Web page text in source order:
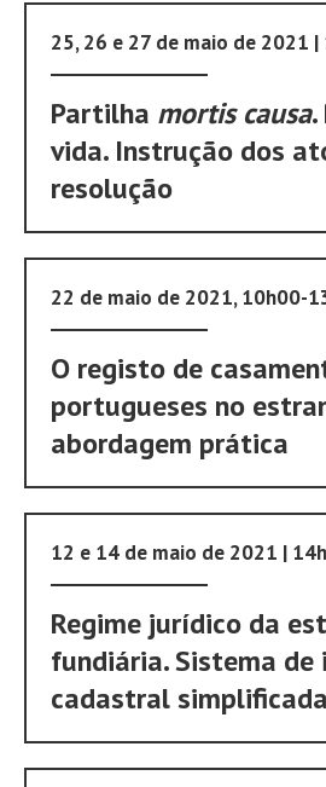
25, 26 e 27 de maio de 2021
Partilha mortis causa.
vida. Instrução dos
resolução
22 de maio de 2021, 10h00-
O registo de
portugueses no
abordagem prática
12 e 14 de maio de 2021 |
Regime jurídico da
fundiária. Sistema de
cadastral simplificada